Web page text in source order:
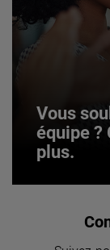
Vous
équipe ?
plus.
Vous